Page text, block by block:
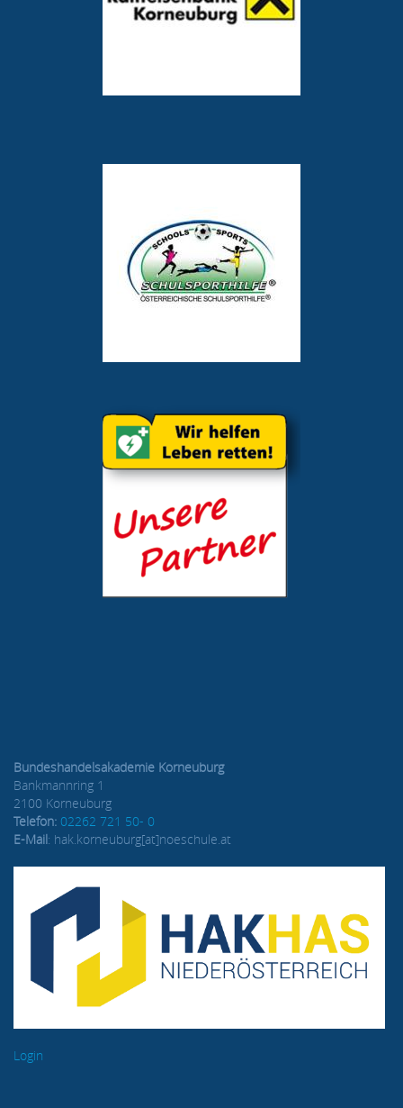
Bundeshandelsakademie Korneuburg
Bankmannring 1
2100 Korneuburg
Telefon: 02262 721 50- 0
E-Mail: hak.korneuburg[at]noeschule.at
Login